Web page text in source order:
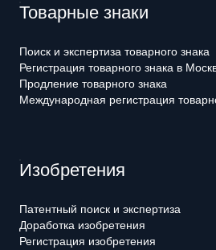
Товарные знаки
Поиск и экспертиза товарного знака
Регистрация товарного знака в
Продление товарного знака
Международная регистрация
Изобретения
Патентный поиск и экспертиза
Доработка изобретения
Регистрация изобретения